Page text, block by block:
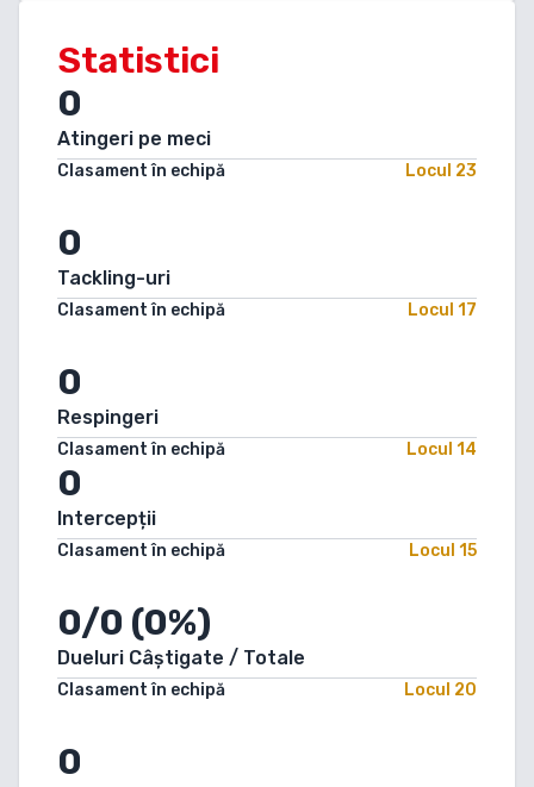
Statistici
0
Atingeri pe meci
Clasament în echipă Locul 23
0
Tackling-uri
Clasament în echipă Locul 17
0
Respingeri
Clasament în echipă Locul 14
0
Intercepții
Clasament în echipă Locul 15
0/0 (0%)
Dueluri Câștigate / Totale
Clasament în echipă Locul 20
0